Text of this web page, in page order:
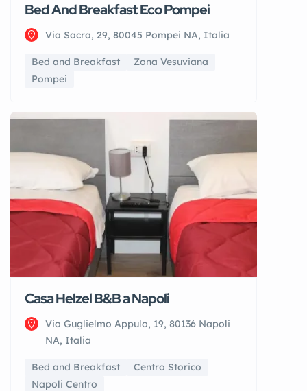
Bed And Breakfast Eco Pompei
Via Sacra, 29, 80045 Pompei NA, Italia
Bed and Breakfast
Zona Vesuviana
Pompei
Casa Helzel B&B a Napoli
Via Guglielmo Appulo, 19, 80136 Napoli
NA, Italia
Bed and Breakfast
Centro Storico
Napoli Centro